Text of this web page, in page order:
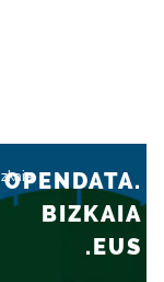
OPENDATA.
BIZKAIA
.EUS